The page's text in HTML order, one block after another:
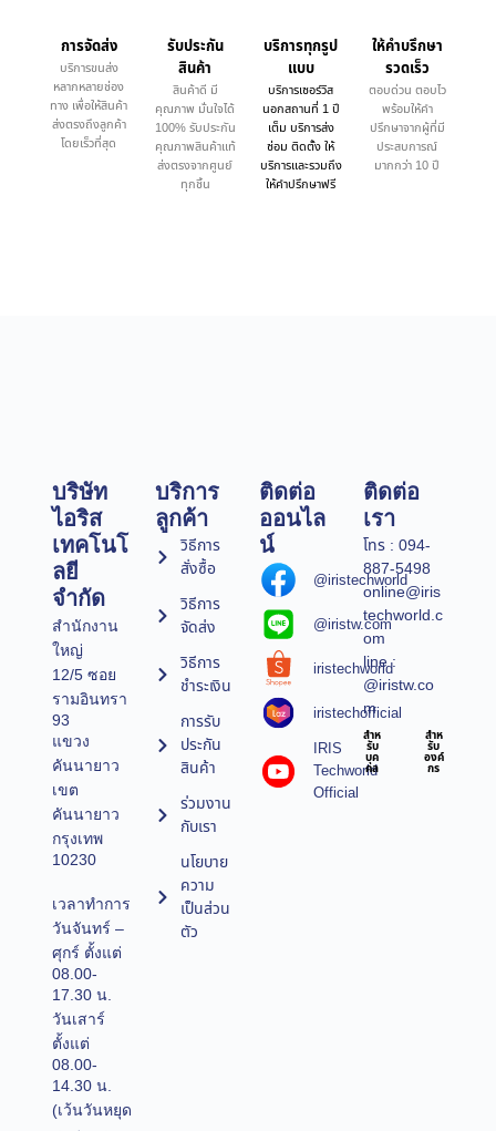
การจัดส่ง
บริการขนส่ง
หลากหลายช่อง
ทาง เพื่อให้สินค้า
ส่งตรงถึงลูกค้า
โดยเร็วที่สุด
รับประกัน
สินค้า
สินค้าดี มี
คุณภาพ มั่นใจได้
100% รับประกัน
คุณภาพสินค้าแท้
ส่งตรงจากศูนย์
ทุกชิ้น
บริการทุกรูป
แบบ
บริการเซอร์วิส
นอกสถานที่ 1 ปี
เต็ม บริการส่ง
ซ่อม ติดตั้ง ให้
บริการและรวมถึง
ให้คำปรึกษาฟรี
ให้คำบรึกษา
รวดเร็ว
ตอบด่วน ตอบไว
พร้อมให้คำ
ปรึกษาจากผู้ที่มี
ประสบการณ์
มากกว่า 10 ปี
บริษัท
ไอริส
เทคโนโ
ลยี
จำกัด
สำนักงาน
ใหญ่
12/5 ซอย
รามอินทรา
93
แขวง
คันนายาว
เขต
คันนายาว
กรุงเทพ
10230
เวลาทำการ
วันจันทร์ –
ศุกร์ ตั้งแต่
08.00-
17.30 น.
วันเสาร์
ตั้งแต่
08.00-
14.30 น.
(เว้นวันหยุด
บริการ
ลูกค้า
วิธีการ
สั่งซื้อ
วิธีการ
จัดส่ง
วิธีการ
ชำระเงิน
การรับ
ประกัน
สินค้า
ร่วมงาน
กับเรา
นโยบาย
ความ
เป็นส่วน
ตัว
ติดต่อ
ออนไล
น์
@iristechworld
@iristw.com
iristechworld
iristechofficial
IRIS
Techworld
Official
ติดต่อ
เรา
โทร : 094-
887-5498
online@iris
techworld.c
om
line :
@iristw.co
m
สำห
รับ
บุค
คล
สำห
รับ
องค์
กร